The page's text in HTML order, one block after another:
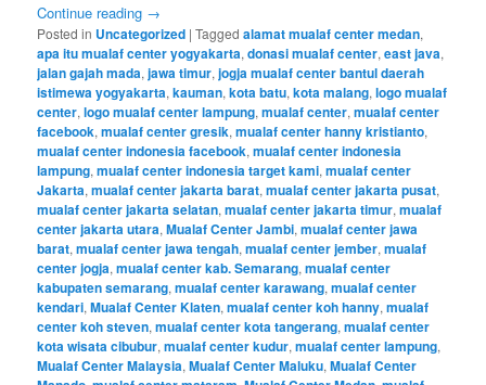
Continue reading →
Posted in Uncategorized |Tagged alamat mualaf center medan,
apa itu mualaf center yogyakarta,donasi mualaf center,east java,
jalan gajah mada,jawa timur,jogja mualaf center bantul daerah
istimewa yogyakarta,kauman,kota batu,kota malang,logo mualaf
center,logo mualaf center lampung,mualaf center,mualaf center
facebook,mualaf center gresik,mualaf center hanny kristianto,
mualaf center indonesia facebook,mualaf center indonesia
lampung,mualaf center indonesia target kami,mualaf center
Jakarta,mualaf center jakarta barat,mualaf center jakarta pusat,
mualaf center jakarta selatan,mualaf center jakarta timur,mualaf
center jakarta utara,Mualaf Center Jambi,mualaf center jawa
barat,mualaf center jawa tengah,mualaf center jember,mualaf
center jogja,mualaf center kab. Semarang,mualaf center
kabupaten semarang,mualaf center karawang,mualaf center
kendari,Mualaf Center Klaten,mualaf center koh hanny,mualaf
center koh steven,mualaf center kota tangerang,mualaf center
kota wisata cibubur,mualaf center kudur,mualaf center lampung,
Mualaf Center Malaysia,Mualaf Center Maluku,Mualaf Center